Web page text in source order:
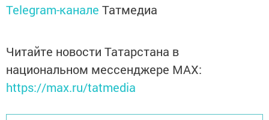
Telegram-канале Татмедиа
Читайте новости Татарстана в
национальном мессенджере MАХ:
https://max.ru/tatmedia